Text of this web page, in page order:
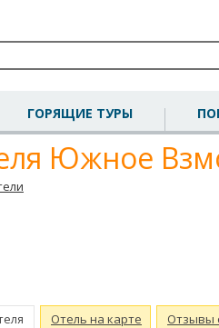
ГОРЯЩИЕ ТУРЫ
Южное
Отель на карте Отзывы